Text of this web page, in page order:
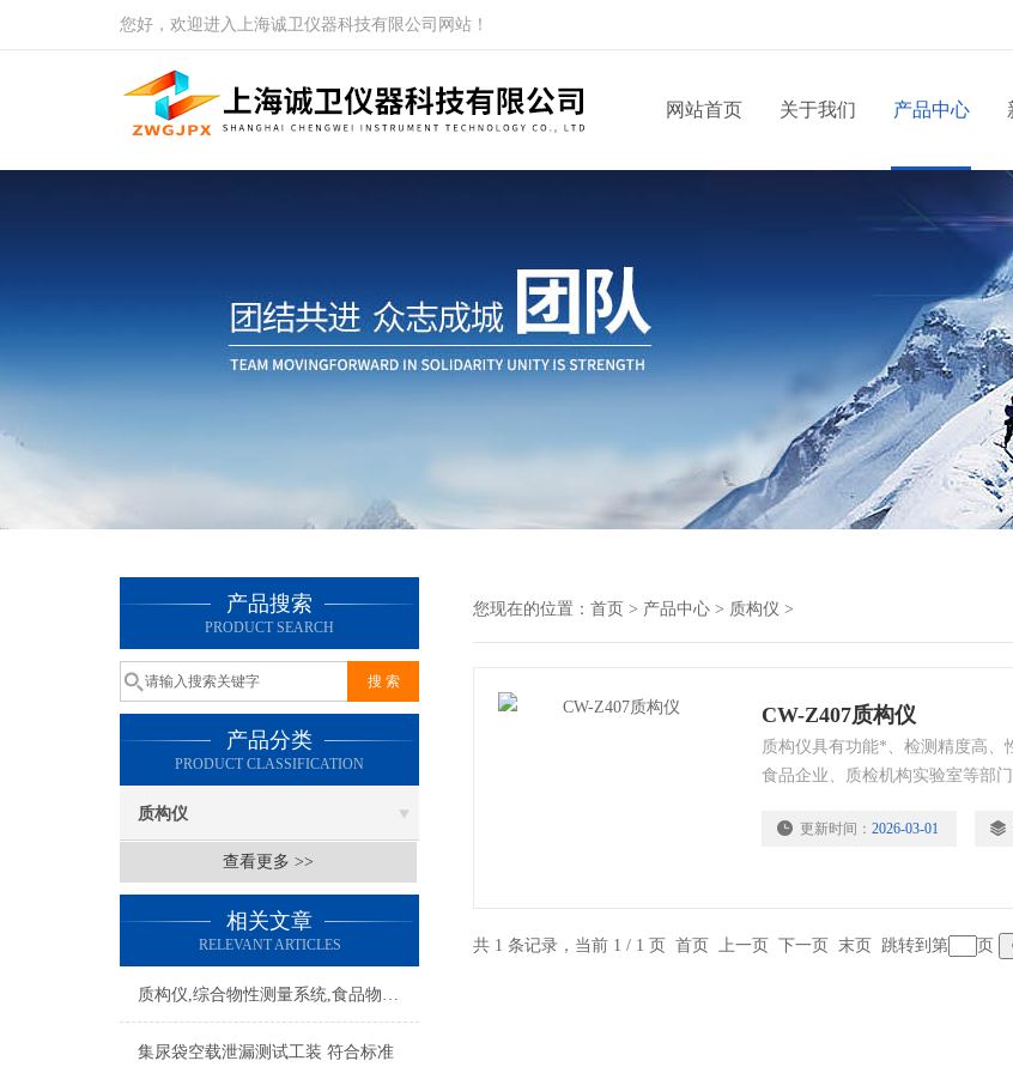
您好，欢迎进入上海诚卫仪器科技有限公司网站！
网站首页 关于我们 产品中心
产品搜索
PRODUCT SEARCH
产品分类
PRODUCT CLASSIFICATION
质构仪
查看更多 >>
相关文章
RELEVANT ARTICLES
质构仪,综合物性测量系统,食品物性分析仪
集尿袋空载泄漏测试工装 符合标准
您现在的位置： 首页 > 产品中心 > 质构仪 >
CW-Z407质构仪
质构仪具有功能*、检测精度高、
食品企业、质检机构实验室等部
物性学分析。
更新时间： 2026-03-01
共 1 条记录，当前 1 / 1 页 首页 上一页 下一页 末页 跳转到第 页